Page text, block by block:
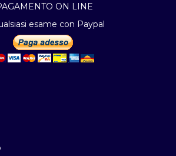
ON LINE
esame con Paypal